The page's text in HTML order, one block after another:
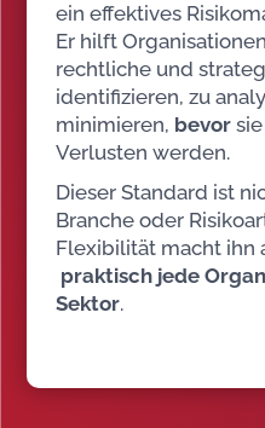
ein effektives
Er hilft
rechtliche und
identifizieren, zu
minimieren, bevor
Verlusten werden.
Dieser Standard ist
Branche oder
Flexibilität macht ihn
praktisch jede
Sektor.